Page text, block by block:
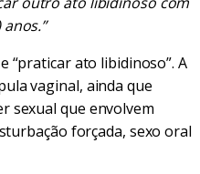
“praticar ato libidinoso”. A
vaginal, ainda que
sexual que envolvem
forçada, sexo oral